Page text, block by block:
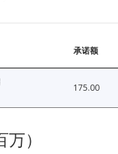
承诺额
175.00
）